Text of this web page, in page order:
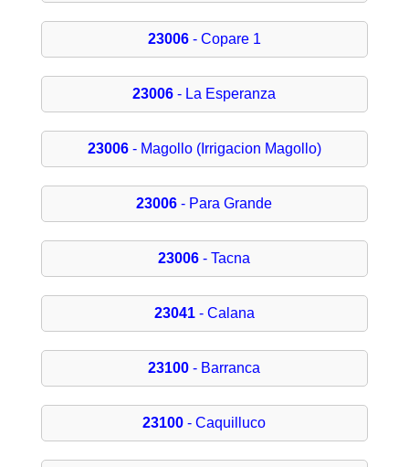
23006- Copare 1
23006 - La Esperanza
23006- Magollo (Irrigacion Magollo)
23006 - Para Grande
23006 - Tacna
23041- Calana
23100 - Barranca
23100 - Caquilluco